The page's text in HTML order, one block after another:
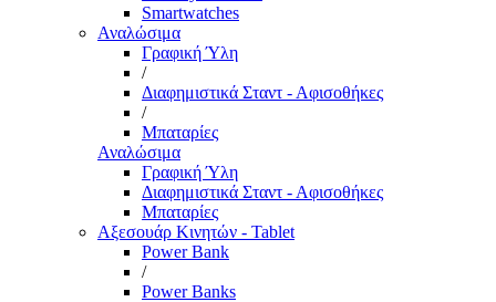
Smartwatches
Αναλώσιμα
Γραφική Ύλη
/
Διαφημιστικά Σταντ - Αφισοθήκες
/
Μπαταρίες
Αναλώσιμα
Γραφική Ύλη
Διαφημιστικά Σταντ - Αφισοθήκες
Μπαταρίες
Αξεσουάρ Κινητών - Tablet
Power Bank
/
Power Banks